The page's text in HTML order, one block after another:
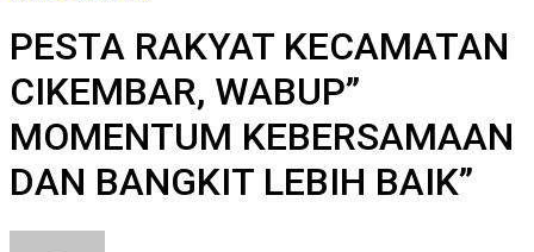
PESTA RAKYAT KECAMATAN
CIKEMBAR, WABUP”
MOMENTUM KEBERSAMAAN
DAN BANGKIT LEBIH BAIK”